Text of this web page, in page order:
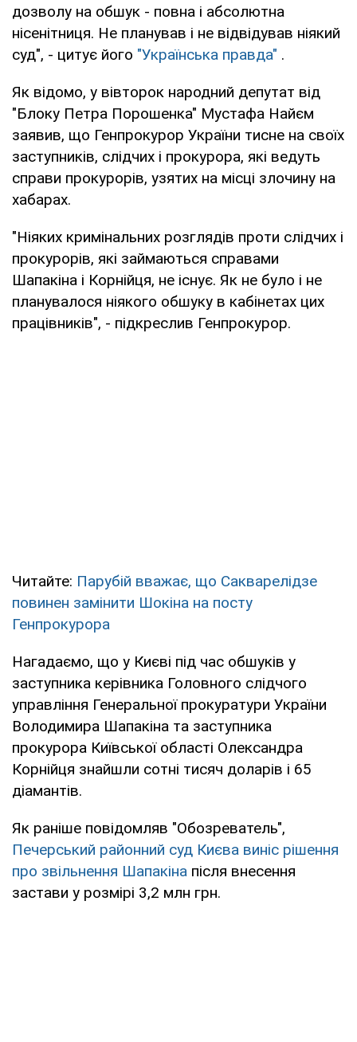
дозволу на обшук - повна і абсолютна
нісенітниця. Не планував і не відвідував ніякий
суд", - цитує його "Українська правда" .
Як відомо, у вівторок народний депутат від
"Блоку Петра Порошенка" Мустафа Найєм
заявив, що Генпрокурор України тисне на своїх
заступників, слідчих і прокурора, які ведуть
справи прокурорів, узятих на місці злочину на
хабарах.
"Ніяких кримінальних розглядів проти слідчих і
прокурорів, які займаються справами
Шапакіна і Корнійця, не існує. Як не було і не
планувалося ніякого обшуку в кабінетах цих
працівників", - підкреслив Генпрокурор.
Читайте: Парубій вважає, що Сакварелідзе
повинен замінити Шокіна на посту
Генпрокурора
Нагадаємо, що у Києві під час обшуків у
заступника керівника Головного слідчого
управління Генеральної прокуратури України
Володимира Шапакіна та заступника
прокурора Київської області Олександра
Корнійця знайшли сотні тисяч доларів і 65
діамантів.
Як раніше повідомляв "Обозреватель",
Печерський районний суд Києва виніс рішення
про звільнення Шапакіна після внесення
застави у розмірі 3,2 млн грн.